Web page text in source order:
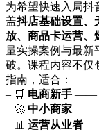
为希望快速入局抖
盖抖店基础设置、
放、商品卡运营、
量实操案例与最新
破。课程内容不仅
指南，适合：
– 🛒 电商新手 ——
– 🚀 中小商家 ——
– 📊 运营从业者